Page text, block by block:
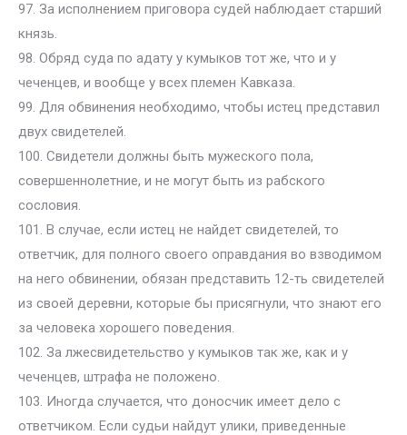
97. За исполнением приговора судей наблюдает старший
князь.
98. Обряд суда по адату у кумыков тот же, что и у
чеченцев, и вообще у всех племен Кавказа.
99. Для обвинения необходимо, чтобы истец представил
двух свидетелей.
100. Свидетели должны быть мужеского пола,
совершеннолетние, и не могут быть из рабского
сословия.
101. В случае, если истец не найдет свидетелей, то
ответчик, для полного своего оправдания во взводимом
на него обвинении, обязан представить 12-ть свидетелей
из своей деревни, которые бы присягнули, что знают его
за человека хорошего поведения.
102. За лжесвидетельство у кумыков так же, как и у
чеченцев, штрафа не положено.
103. Иногда случается, что доносчик имеет дело с
ответчиком. Если судьи найдут улики, приведенные